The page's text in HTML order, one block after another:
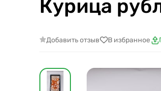
Курица
Добавить отзыв В избранное